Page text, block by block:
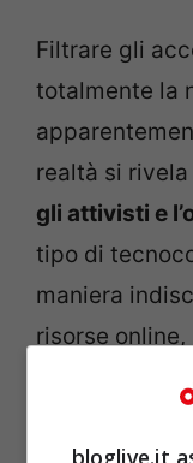
Filtrare gli
totalmente la
realtà si rivela
gli attivisti e
tipo di
maniera
risorse
aperte in
fanno gli
bloglive.it